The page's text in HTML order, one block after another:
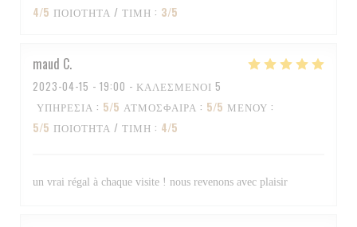
4/5 ΠΟΙΌΤΗΤΑ / ΤΙΜΉ : 3/5
maud C
2023-04-15 - 19:00 - ΚΑΛΕΣΜΈΝΟΙ 5
ΥΠΗΡΕΣΊΑ : 5/5 ΑΤΜΌΣΦΑΙΡΑ : 5/5 ΜΕΝΟΎ :
5/5 ΠΟΙΌΤΗΤΑ / ΤΙΜΉ : 4/5
un vrai régal à chaque visite ! nous revenons avec plaisir